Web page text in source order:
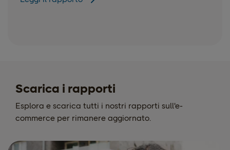
Scarica i rapporti
Esplora e scarica tutti i nostri rapporti sull'e-
commerce per rimanere aggiornato.